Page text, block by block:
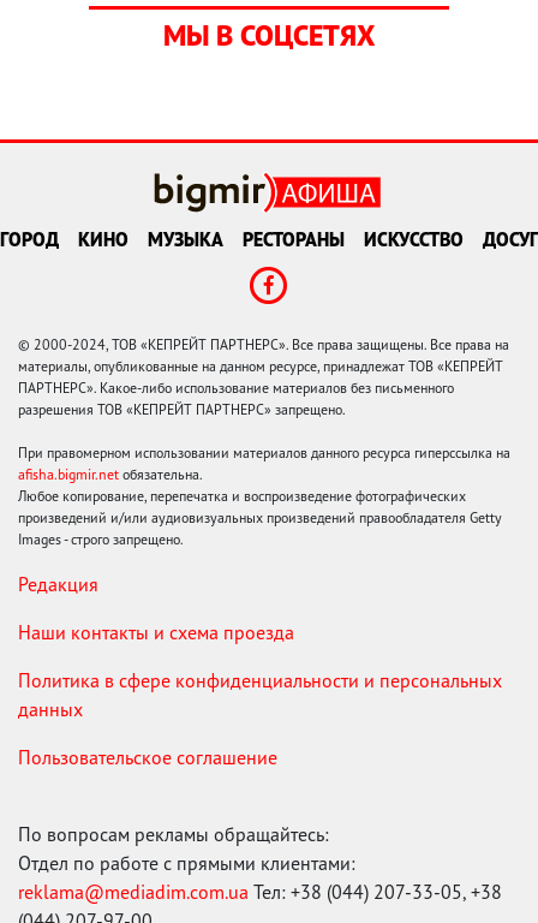
МЫ В СОЦСЕТЯХ
ГОРОД КИНО МУЗЫКА РЕСТОРАНЫ ИСКУССТВО ДОСУГ
© 2000-2024, ТОВ «КЕПРЕЙТ ПАРТНЕРС». Все права защищены. Все права на
материалы, опубликованные на данном ресурсе, принадлежат ТОВ «КЕПРЕЙТ
ПАРТНЕРС». Какое-либо использование материалов без письменного
разрешения ТОВ «КЕПРЕЙТ ПАРТНЕРС» запрещено.
При правомерном использовании материалов данного ресурса гиперссылка на
afisha.bigmir.net обязательна.
Любое копирование, перепечатка и воспроизведение фотографических
произведений и/или аудиовизуальных произведений правообладателя Getty
Images - строго запрещено.
Редакция
Наши контакты и схема проезда
Политика в сфере конфиденциальности и персональных
данных
Пользовательское соглашение
По вопросам рекламы обращайтесь:
Отдел по работе с прямыми клиентами:
reklama@mediadim.com.ua Тел: +38 (044) 207-33-05, +38